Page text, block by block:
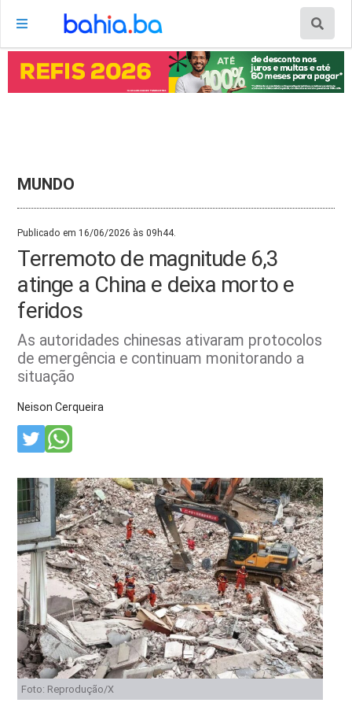
MUNDO
Publicado em 16/06/2026 às 09h44.
Terremoto de magnitude 6,3
atinge a China e deixa morto e
feridos
As autoridades chinesas ativaram protocolos
de emergência e continuam monitorando a
situação
Neison Cerqueira
Foto: Reprodução/X